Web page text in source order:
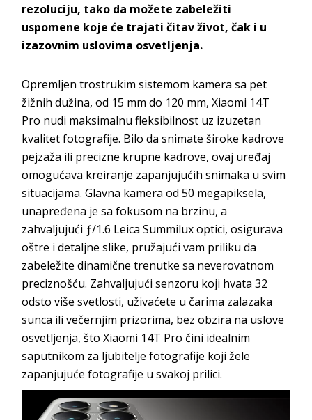
rezoluciju, tako da možete zabeležiti
uspomene koje će trajati čitav život, čak i u
izazovnim uslovima osvetljenja.
Opremljen trostrukim sistemom kamera sa pet
žižnih dužina, od 15 mm do 120 mm, Xiaomi 14T
Pro nudi maksimalnu fleksibilnost uz izuzetan
kvalitet fotografije. Bilo da snimate široke kadrove
pejzaža ili precizne krupne kadrove, ovaj uređaj
omogućava kreiranje zapanjujućih snimaka u svim
situacijama. Glavna kamera od 50 megapiksela,
unapređena je sa fokusom na brzinu, a
zahvaljujući ƒ/1.6 Leica Summilux optici, osigurava
oštre i detaljne slike, pružajući vam priliku da
zabeležite dinamične trenutke sa neverovatnom
preciznošću. Zahvaljujući senzoru koji hvata 32
odsto više svetlosti, uživaćete u čarima zalazaka
sunca ili večernjim prizorima, bez obzira na uslove
osvetljenja, što Xiaomi 14T Pro čini idealnim
saputnikom za ljubitelje fotografije koji žele
zapanjujuće fotografije u svakoj prilici.